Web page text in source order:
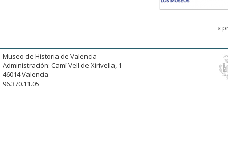
«
Museo de Historia de Valencia
Administración: Camí Vell de Xirivella, 1
46014 Valencia
96.370.11.05